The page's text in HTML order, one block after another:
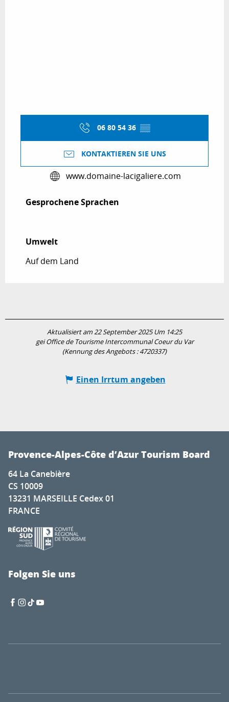
06 80 54 36 ▒▒
KONTAKTIEREN SIE UNS
www.domaine-lacigaliere.com
Gesprochene Sprachen
Gesprochene Sprachen
Umwelt
Umwelt
Auf dem Land
Aktualisiert am 22 September 2025 Um 14:25
gei Office de Tourisme Intercommunal Coeur du Var
(Kennung des Angebots :4720337)
Einen Irrtum angeben
Provence-Alpes-Côte d’Azur Tourism Board
64 La Canebière
CS 10009
13231 MARSEILLE Cedex 01
FRANCE
Folgen Sie uns